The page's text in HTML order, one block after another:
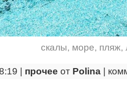
скалы, море, пляж,
| прочее от Polina